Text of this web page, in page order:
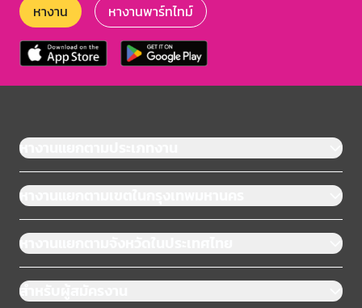
หางาน หางานพาร์ทไทม์
หางานแยกตามประเภทงาน
หางานแยกตามเขตในกรุงเทพมหานคร
หางานแยกตามจังหวัดในประเทศไทย
สำหรับผู้สมัครงาน